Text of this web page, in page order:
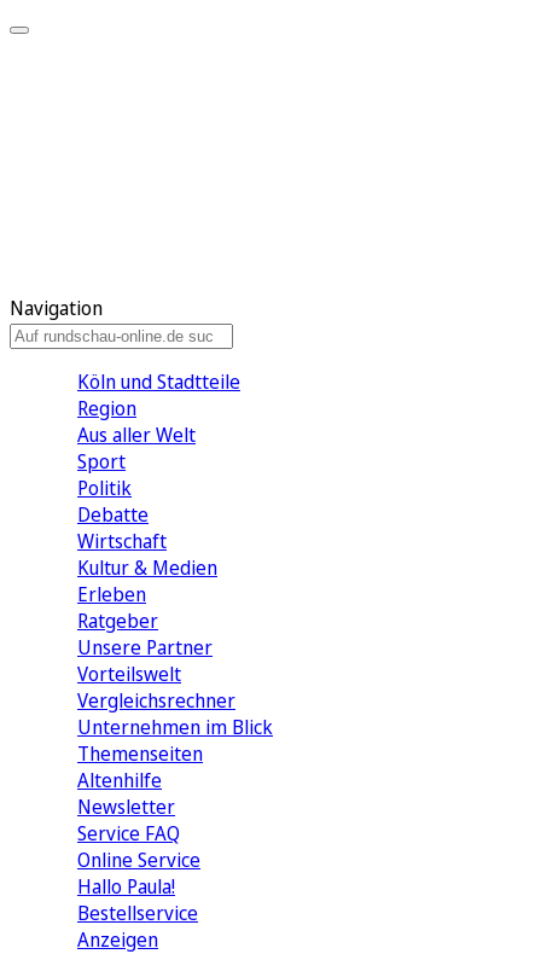
Navigation
Köln und Stadtteile
Region
Aus aller Welt
Sport
Politik
Debatte
Wirtschaft
Kultur & Medien
Erleben
Ratgeber
Unsere Partner
Vorteilswelt
Vergleichsrechner
Unternehmen im Blick
Themenseiten
Altenhilfe
Newsletter
Service FAQ
Online Service
Hallo Paula!
Bestellservice
Anzeigen